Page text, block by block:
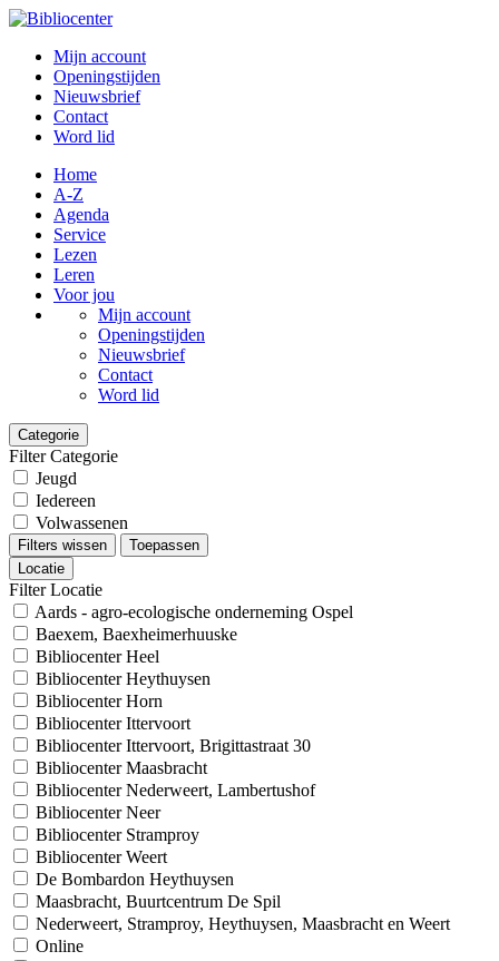
Mijn account
Openingstijden
Nieuwsbrief
Contact
Word lid
Home
A-Z
Agenda
Service
Lezen
Leren
Voor jou
Mijn account
Openingstijden
Nieuwsbrief
Contact
Word lid
Categorie
Filter Categorie
Jeugd
Iedereen
Volwassenen
Filters wissen
Toepassen
Locatie
Filter Locatie
Aards - agro-ecologische onderneming Ospel
Baexem, Baexheimerhuuske
Bibliocenter Heel
Bibliocenter Heythuysen
Bibliocenter Horn
Bibliocenter Ittervoort
Bibliocenter Ittervoort, Brigittastraat 30
Bibliocenter Maasbracht
Bibliocenter Nederweert, Lambertushof
Bibliocenter Neer
Bibliocenter Stramproy
Bibliocenter Weert
De Bombardon Heythuysen
Maasbracht, Buurtcentrum De Spil
Nederweert, Stramproy, Heythuysen, Maasbracht en Weert
Online